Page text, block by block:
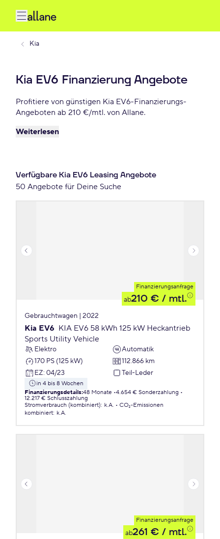
Kia
Kia EV6 Finanzierung Angebote
Profitiere von günstigen Kia EV6-Finanzierungs-
Angeboten ab 210 €/mtl. von Allane.
Weiterlesen
Verfügbare Kia EV6 Leasing Angebote
50 Angebote für Deine Suche
Finanzierungsanfrage
ab210 € / mtl.
Gebrauchtwagen | 2022
Kia EV6 KIA EV6 58 kWh 125 kW Heckantrieb
Sports Utility Vehicle
Elektro
Automatik
170 PS (125 kW)
112.866 km
EZ: 04/23 Teil-Leder
in 4 bis 8 Wochen
Finanzierungsdetails:48 Monate 4.654 € Sonderzahlung
12.217 € Schlusszahlung
Stromverbrauch (kombiniert): k.A.
CO₂-Emissionen
kombiniert: k.A.
Finanzierungsanfrage
ab261 € / mtl.